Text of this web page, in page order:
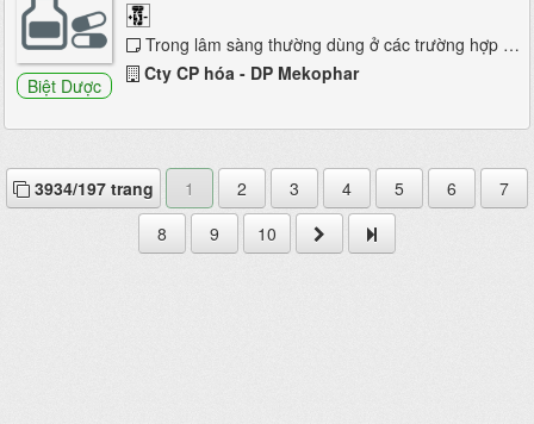
Biệt Dược
Trong lâm sàng thường dùng ở các trường hợp sau: - Viêm màng não do trực khuẩn Gram âm. - Viêm đường dẫn mật. - Nhiễm khuẩn đường tiết ...
Cty CP hóa - DP Mekophar
3934/197 trang 1 2 3 4 5 6
7
8
9 10